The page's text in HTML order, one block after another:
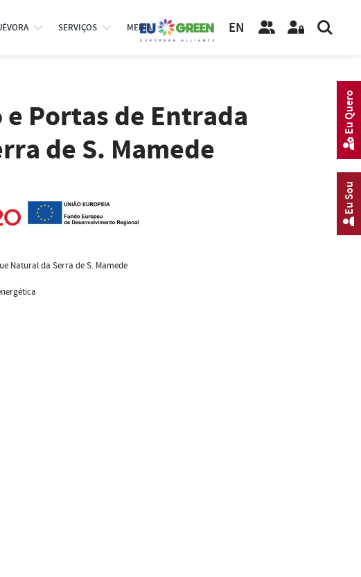
SERVIÇOS MEDIA EN
Portas de Entrada
de S. Mamede
Natural da Serra de S. Mamede
Eu Sou
Eu Quero